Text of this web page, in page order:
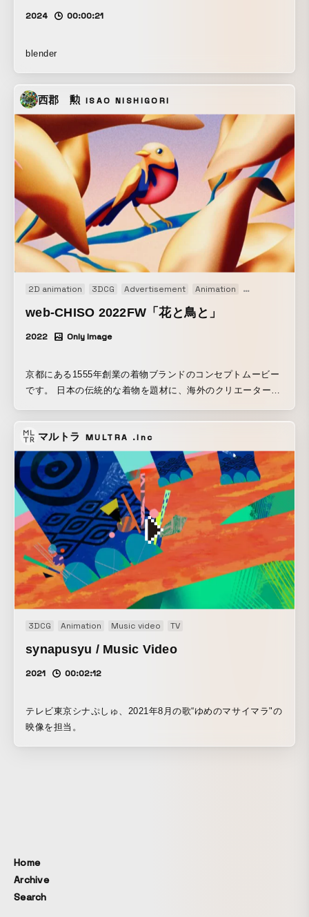
2024 00:00:21
blender
西郡 勲 ISAO NISHIGORI
2D animation 3DCG Advertisement Animation Art work
web-CHISO 2022FW「花と鳥と」
2022 Only Image
京都にある1555年創業の着物ブランドのコンセプトムービー
です。 日本の伝統的な着物を題材に、海外のクリエーターと
した。 全体のイラストをスウェーデンのイラストレーター
Peter Gehrmanさん、 アニメーションをブルーカーペットメ
ンバーでもある稲葉秀樹さんと豪華なメンバーで挑みまし
た。 まずPeterさんの独特なイラストの世界観を損なわず
に、どう演出とアニメーションに落とし込むかが課題でし
た。 2Dのイラストをそのままアニメーションにしてしまって
は紙芝居程度になってしまいます。 着物の世界観にダイブし
て、2Dでありながら立体的で奥へと連れて行かれるような演
出をしたかったので、イラストを3Dで配置出来る事を前提に
お願いする必要がありました。 そして各カットがどう動くか
を詳細に決めてコンテ化し、Peterさんにイラストを お願い
しました。海外のクリエーターとの意思疎通をを図ったの
で、 最初は不安も有りましたが、最高のイラストを仕上げて
くれました！ 次に稲葉さんが持つ唯一無二のアニメーション
のエッセンスを注入してもらうには 、2Dと3Dのすみ分けと
ので ビデオコンテはかなり慎重に作成しました。 普段はコ
作っているのですが、稲葉さんにお願いするにあたってアニ
メーションに迷いが 生まれないように、より正確なビデオコ
を含めた 様々コラボレーションによって出来た最高の作品で
す！
マルトラ MULTRA .Inc
3DCG Animation Music video TV
synapusyu / Music Video
2021 00:02:12
テレビ東京シナぷしゅ、2021年8月の歌“ゆめのマサイマラ"の
映像を担当。
Home
Archive
Search